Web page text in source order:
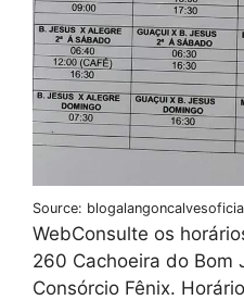
Source:
WebConsulte os
260 Cachoeira do Bom
Consórcio Fênix.